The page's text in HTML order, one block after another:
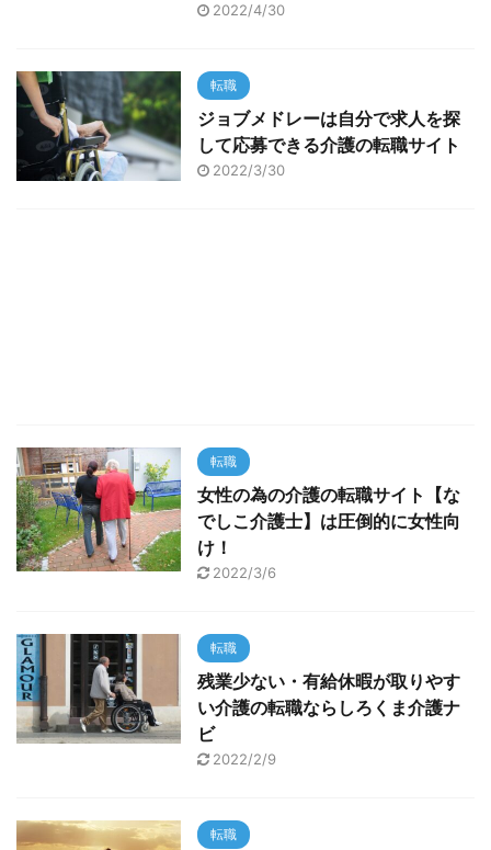
2022/4/30
転職
ジョブメドレーは自分で求人を探
して応募できる介護の転職サイト
2022/3/30
転職
女性の為の介護の転職サイト【な
でしこ介護士】は圧倒的に女性向
け！
2022/3/6
転職
残業少ない・有給休暇が取りやす
い介護の転職ならしろくま介護ナ
ビ
2022/2/9
転職